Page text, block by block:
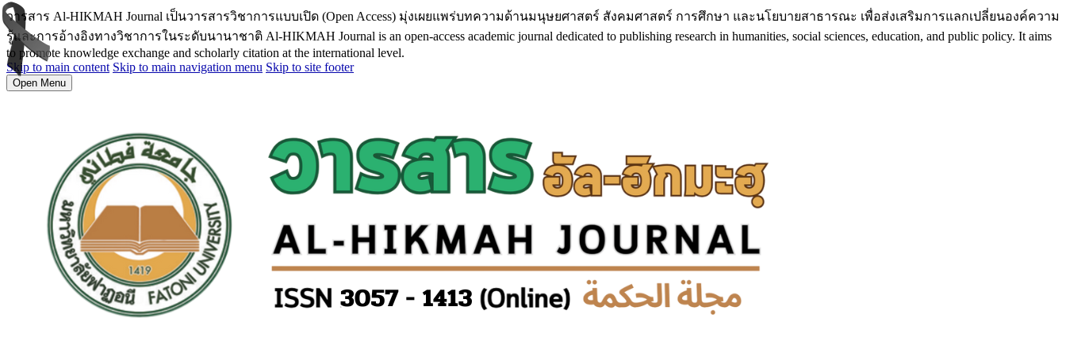
วารสาร Al-HIKMAH Journal เป็นวารสารวิชาการแบบเปิด (Open Access) มุ่งเผยแพร่บทความด้านมนุษยศาสตร์ สังคมศาสตร์ การศึกษา และนโยบายสาธารณะ เพื่อส่งเสริมการแลกเปลี่ยนองค์ความ
รู้และการอ้างอิงทางวิชาการในระดับนานาชาติ Al-HIKMAH Journal is an open-access academic journal dedicated to publishing research in humanities, social sciences, education, and public policy. It aims
to promote knowledge exchange and scholarly citation at the international level.
Skip to main content Skip to main navigation menu Skip to site footer
Open Menu